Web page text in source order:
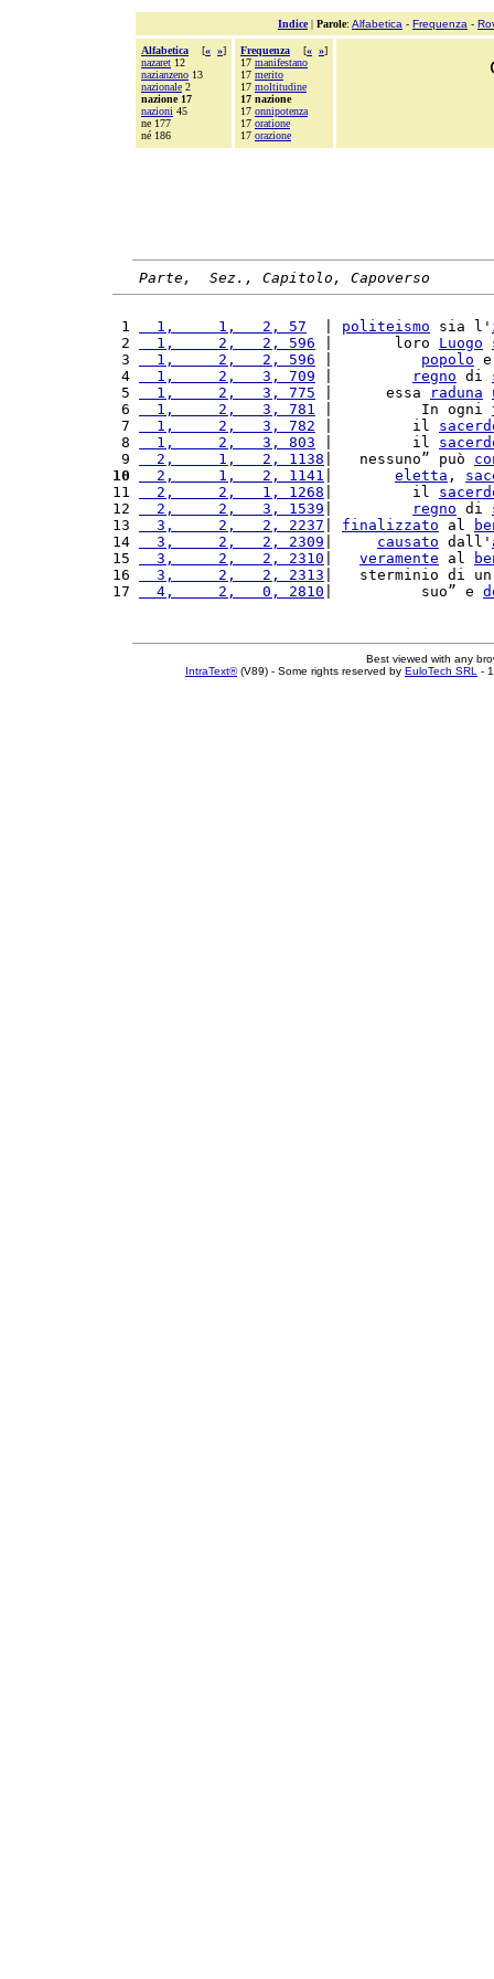
Indice| Parole: Alfabetica - Frequenza -
Alfabetica [« »]
nazaret 12
nazianzeno 13
nazionale 2
nazione 17
nazioni 45
ne 177
né 186
Frequenza [« »]
17 manifestano
17 merito
17 moltitudine
17 nazione
17 onnipotenza
17 oratione
17 orazione
Parte,  Sez., Capitolo, Capoverso
1
  1,     1,   2, 57
politeismo sia l'
2
  1,     2,   2, 596
|       loro Luogo
3
  1,     2,   2, 596
popolo
4
  1,     2,   3, 709
regno di
5
  1,     2,   3, 775
|      essa raduna
6
  1,     2,   3, 781
|          In ogni
7
  1,     2,   3, 782
|         il
8
  1,     2,   3, 803
|         il
9
  2,     1,   2, 1138
|   nessuno” può
10
  2,     1,   2, 1141
eletta ,
11
  2,     2,   1, 1268
|         il
12
  2,     2,   3, 1539
regno di
13
  3,     2,   2, 2237
finalizzato al
14
  3,     2,   2, 2309
causato dall'
15
  3,     2,   2, 2310
veramente al
16
  3,     2,   2, 2313
|   sterminio di
17
  4,     2,   0, 2810
|          suo” e
Best viewed with any
IntraText®(V89) - Some rights reserved by EuloTech SRL -